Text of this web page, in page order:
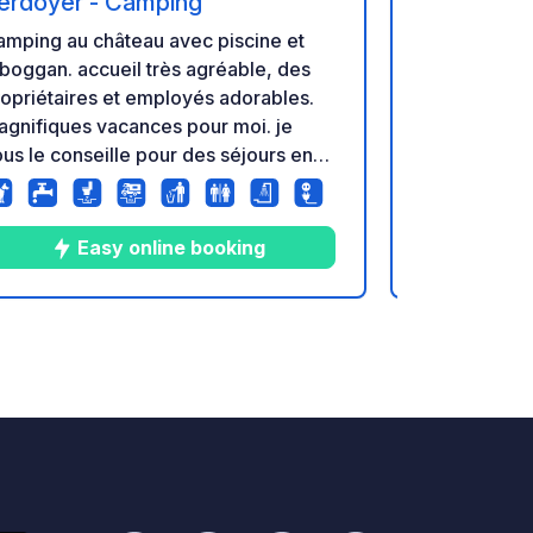
au château avec piscine et
accueil très agréable, des
et employés adorables.
vacances pour moi. je
le conseille pour des séjours en
camping-cars accueillis avec
bref super pour passer de
vacances.
Easy online booking